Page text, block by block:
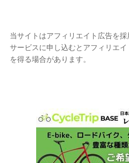
当サイトはアフィリエイト広告を
サービスに申し込むとアフィリエ
を得る場合があります。